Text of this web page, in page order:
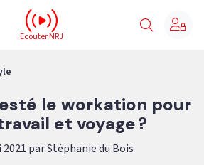
Ecouter NRJ
le workation pour
et voyage ?
2021 par Stéphanie du Bois